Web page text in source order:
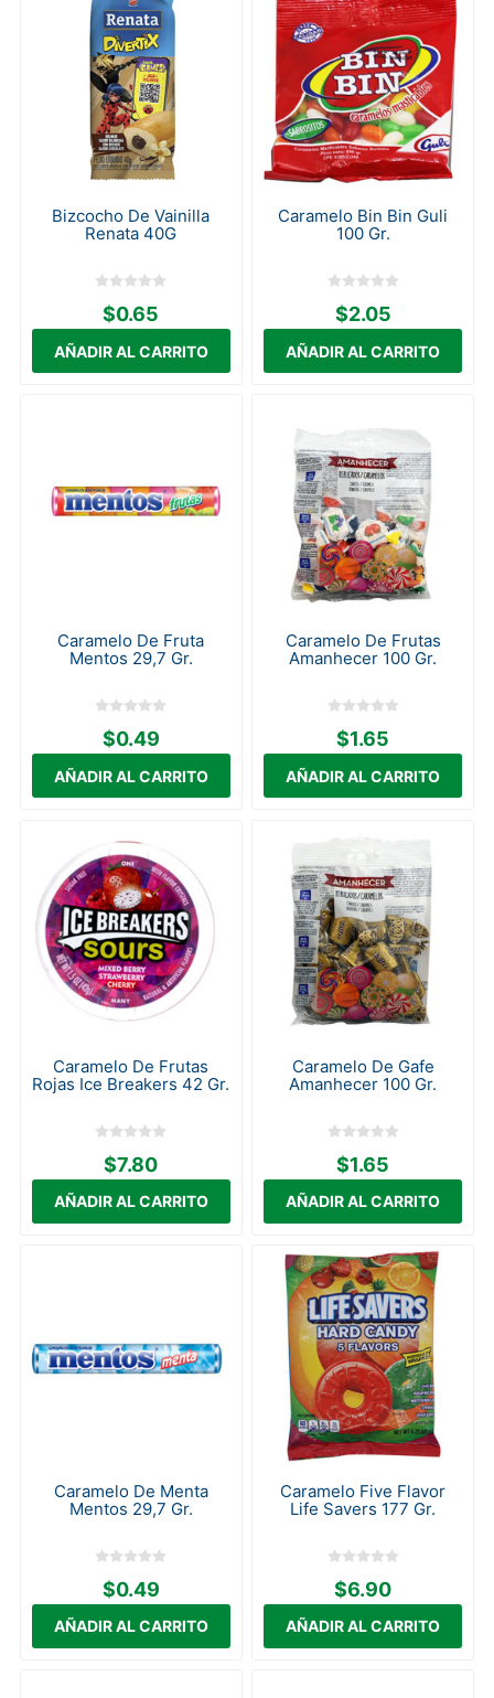
Bizcocho De Vainilla
Renata 40G
$0.65
Caramelo Bin Bin Guli
100 Gr.
$2.05
Caramelo De Fruta
Mentos 29,7 Gr.
$0.49
Caramelo De Frutas
Amanhecer 100 Gr.
$1.65
Caramelo De Frutas
Rojas Ice Breakers 42 Gr.
$7.80
Caramelo De Gafe
Amanhecer 100 Gr.
$1.65
Caramelo De Menta
Mentos 29,7 Gr.
$0.49
Caramelo Five Flavor
Life Savers 177 Gr.
$6.90